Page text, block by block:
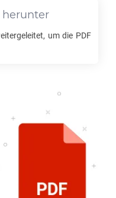
herunter
um die PDF